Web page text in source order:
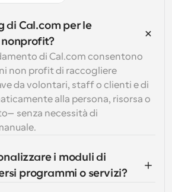
di Cal.com per le
di Cal.com consentono
non profit di raccogliere
da volontari, staff o clienti e di
alla persona, risorsa o
necessità di
i moduli di
programmi o servizi?